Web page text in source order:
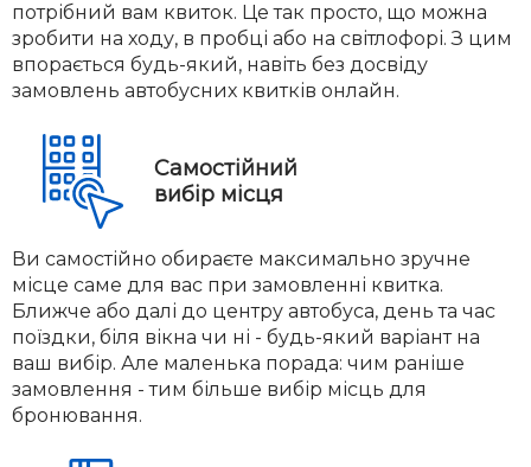
потрібний вам квиток. Це так просто, що можна
зробити на ходу, в пробці або на світлофорі. З цим
впорається будь-який, навіть без досвіду
замовлень автобусних квитків онлайн.
Самостійний
вибір місця
Ви самостійно обираєте максимально зручне
місце саме для вас при замовленні квитка.
Ближче або далі до центру автобуса, день та час
поїздки, біля вікна чи ні - будь-який варіант на
ваш вибір. Але маленька порада: чим раніше
замовлення - тим більше вибір місць для
бронювання.